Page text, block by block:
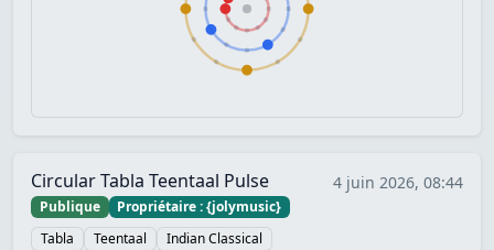
Circular Tabla Teentaal Pulse
Publique
Propriétaire : {jolymusic}
Tabla
Teentaal Indian Classical
4 juin 2026, 08:44